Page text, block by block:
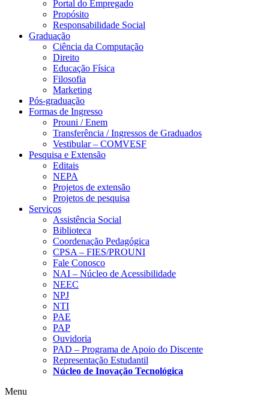
Portal do Empregado
Propósito
Responsabilidade Social
Graduação
Ciência da Computação
Direito
Educação Física
Filosofia
Marketing
Pós-graduação
Formas de Ingresso
Prouni / Enem
Transferência / Ingressos de Graduados
Vestibular – COMVESF
Pesquisa e Extensão
Editais
NEPA
Projetos de extensão
Projetos de pesquisa
Serviços
Assistência Social
Biblioteca
Coordenação Pedagógica
CPSA – FIES/PROUNI
Fale Conosco
NAI – Núcleo de Acessibilidade
NEEC
NPJ
NTI
PAE
PAP
Ouvidoria
PAD – Programa de Apoio do Discente
Representação Estudantil
Núcleo de Inovação Tecnológica
Menu